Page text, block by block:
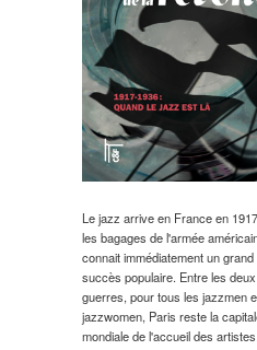
Le jazz arrive en France en
les bagages de l'armée
connait immédiatement un grand
succès populaire. Entre les deux
guerres, pour tous les jazzmen
jazzwomen, Paris reste la
mondiale de l'accueil des